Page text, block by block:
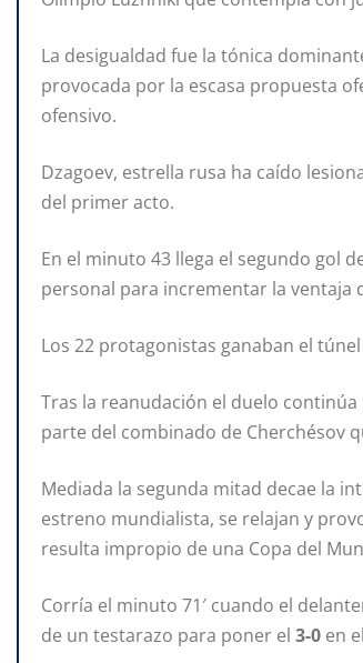
La desigualdad fue la tónica
provocada por la escasa propuesta
ofensivo.
Dzagoev, estrella rusa ha caído
del primer acto.
En el minuto 43 llega el segundo gol
personal para incrementar la ventaja
Los 22 protagonistas ganaban el
Tras la reanudación el duelo
parte del combinado de Cherchésov
Mediada la segunda mitad decae la
estreno mundialista, se relajan y
resulta impropio de una Copa del
Corría el minuto 71′ cuando el
de un testarazo para poner el 3-0 en